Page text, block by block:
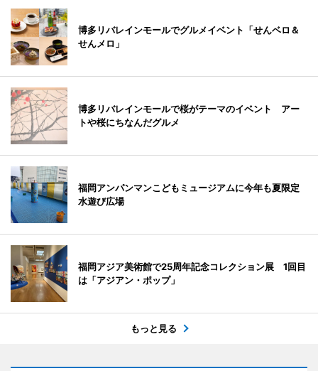
博多リバレインモールでグルメイベント「せんベロ＆
せんメロ」
博多リバレインモールで桜がテーマのイベント アー
トや桜にちなんだグルメ
福岡アンパンマンこどもミュージアムに今年も夏限定
水遊び広場
福岡アジア美術館で25周年記念コレクション展 1回目
は「アジアン・ポップ」
もっと見る